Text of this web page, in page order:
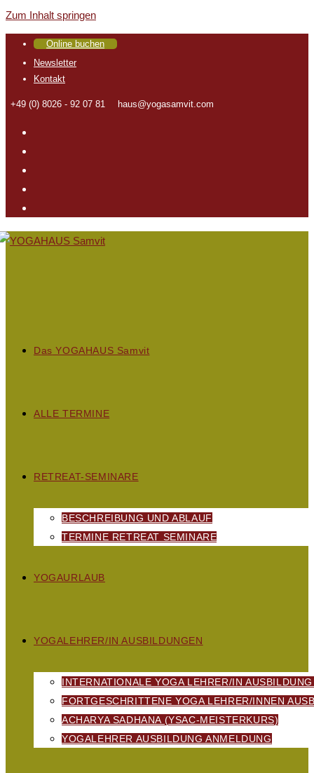
Zum Inhalt springen
Online buchen
Newsletter
Kontakt
+49 (0) 8026 - 92 07 81 haus@yogasamvit.com
Das YOGAHAUS Samvit
ALLE TERMINE
RETREAT-SEMINARE
BESCHREIBUNG UND ABLAUF
TERMINE RETREAT SEMINARE
YOGAURLAUB
YOGALEHRER/IN AUSBILDUNGEN
INTERNATIONALE YOGA LEHRER/IN
FORTGESCHRITTENE YOGA LEHRER/INNEN
ACHARYA SADHANA (YSAC-MEISTERKURS)
YOGALEHRER AUSBILDUNG ANMELDUNG